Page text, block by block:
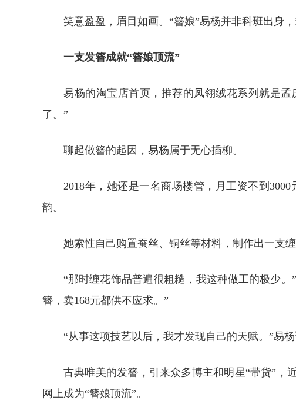
笑意盈盈，眉目如画。“簪娘”易杨并非科班出身
一支发簪成就“簪娘顶流”
易杨的淘宝店首页，推荐的凤翎绒花系列就是
了。”
聊起做簪的起因，易杨属于无心插柳。
2018年，她还是一名商场楼管，月工资不到
韵。
她索性自己购置蚕丝、铜丝等材料，制作出一支
“那时缠花饰品普遍很粗糙，我这种做工的极少
簪，卖168元都供不应求。”
“从事这项技艺以后，我才发现自己的天赋。”易
古典唯美的发簪，引来众多博主和明星“带货”，
网上成为“簪娘顶流”。